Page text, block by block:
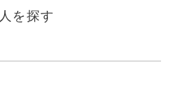
を探す